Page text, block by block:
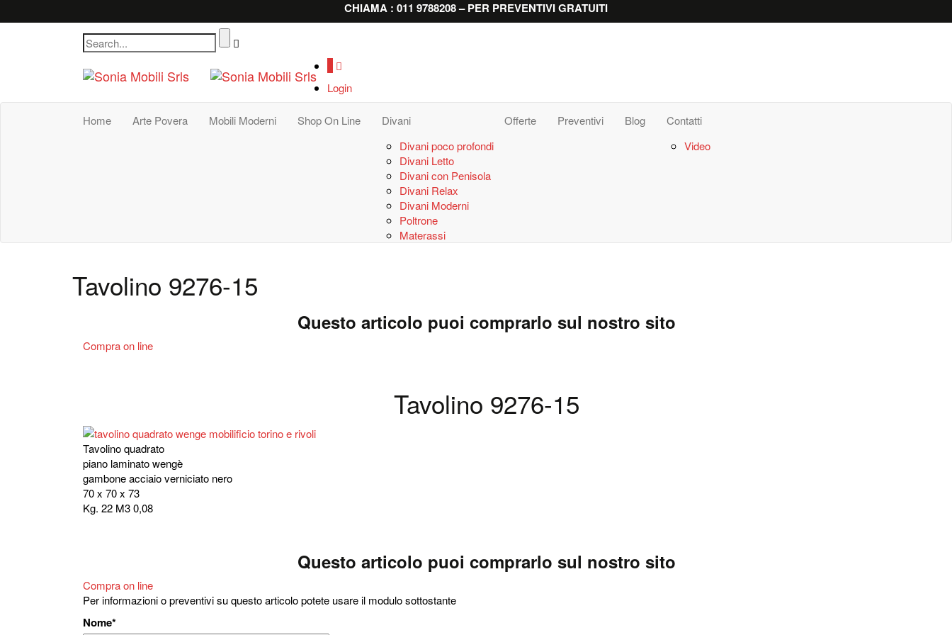
CHIAMA : 011 9788208 – PER PREVENTIVI GRATUITI
Login
Home Arte Povera Mobili Moderni Shop On Line
Divani
Divani poco profondi
Divani Letto
Divani con Penisola
Divani Relax
Divani Moderni
Poltrone
Materassi
Offerte Preventivi Blog
Contatti
Video
Tavolino 9276-15
Questo articolo puoi comprarlo sul nostro sito
Compra on line
Tavolino 9276-15
Tavolino quadrato
piano laminato wengè
gambone acciaio verniciato nero
70 x 70 x 73
Kg. 22 M3 0,08
Questo articolo puoi comprarlo sul nostro sito
Compra on line
Per informazioni o preventivi su questo articolo potete usare il modulo sottostante
Nome*